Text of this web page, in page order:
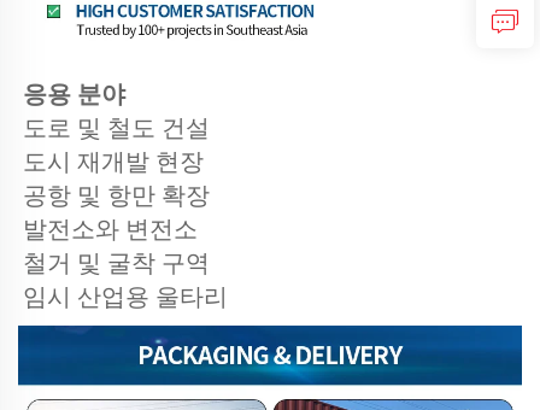
응용 분야
도로 및 철도 건설
도시 재개발 현장
공항 및 항만 확장
발전소와 변전소
철거 및 굴착 구역
임시 산업용 울타리